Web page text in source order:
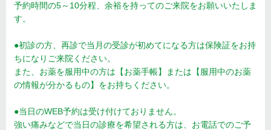
予約時間の5～10分程、余裕を持ってのご来院をお願いいたしま
す。
●初診の方、再診で当月の受診が初めてになる方は保険証をお持
ちになりご来院ください。
また、お薬を服用中の方は【お薬手帳】または【服用中のお薬
の情報が分かるもの】をお持ちください。
●当日のWEB予約は受け付けておりません。
強い痛みなどで当日の診療を希望される方は、お電話でのご予